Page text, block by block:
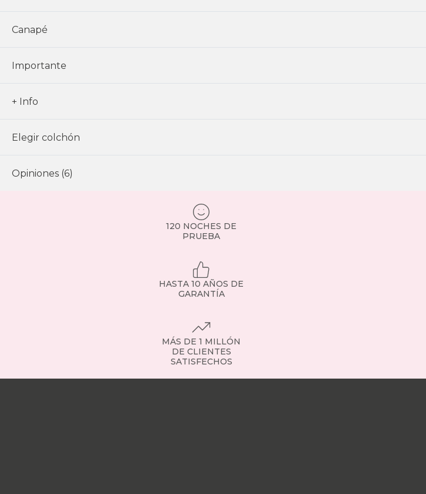
Canapé
Importante
+ Info
Elegir colchón
Opiniones (6)
120 NOCHES DE
PRUEBA
HASTA 10 AÑOS DE
GARANTÍA
MÁS DE 1 MILLÓN
DE CLIENTES
SATISFECHOS